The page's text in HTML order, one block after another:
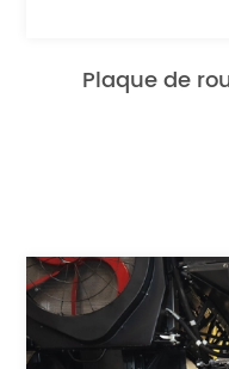
Plaque de